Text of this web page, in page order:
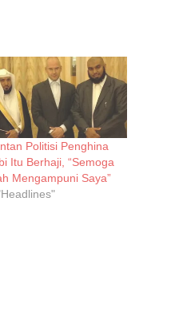
Politisi Penghina
Itu Berhaji, “Semoga
Mengampuni Saya”